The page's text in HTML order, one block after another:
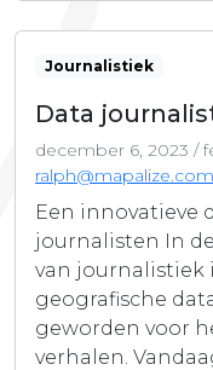
Journalistiek
Data
december 6, 2023 /
ralph@mapalize.com
Een innovatieve
journalisten In
van journalistiek
geografische
geworden voor
verhalen.